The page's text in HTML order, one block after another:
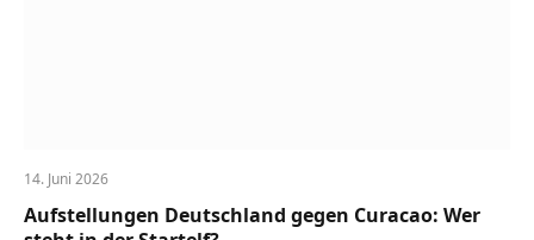
14. Juni 2026
Aufstellungen Deutschland gegen Curacao: Wer